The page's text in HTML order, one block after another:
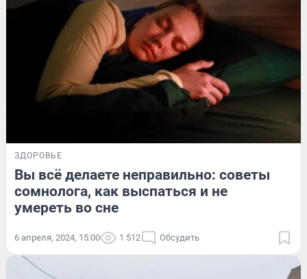
ЗДОРОВЬЕ
Вы всё делаете неправильно: советы
сомнолога, как выспаться и не
умереть во сне
6 апреля, 2024, 15:00 1 512 Обсудить